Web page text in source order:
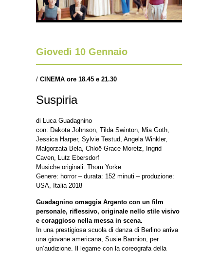
Giovedì 10 Gennaio
/ CINEMA ore 18.45 e 21.30
Suspiria
di Luca Guadagnino
con: Dakota Johnson, Tilda Swinton, Mia Goth,
Jessica Harper, Sylvie Testud, Angela Winkler,
Malgorzata Bela, Chloë Grace Moretz, Ingrid
Caven, Lutz Ebersdorf
Musiche originali: Thom Yorke
Genere: horror – durata: 152 minuti – produzione:
USA, Italia 2018
Guadagnino omaggia Argento con un film
personale, riflessivo, originale nello stile visivo
e coraggioso nella messa in scena.
In una prestigiosa scuola di danza di Berlino arriva
una giovane americana, Susie Bannion, per
un’audizione. Il legame con la coreografa della